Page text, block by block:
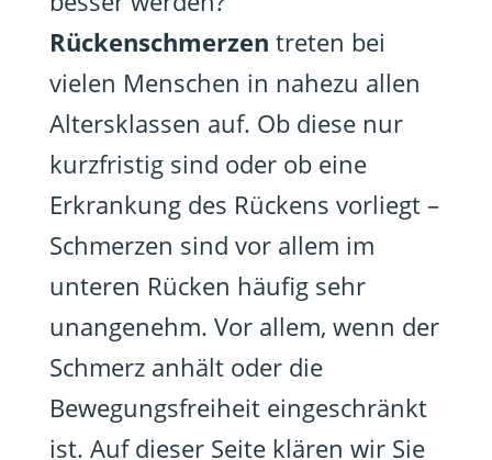
Rückenschmerzen treten bei
vielen Menschen in nahezu allen
Altersklassen auf. Ob diese nur
kurzfristig sind oder ob eine
Erkrankung des Rückens vorliegt –
Schmerzen sind vor allem im
unteren Rücken häufig sehr
unangenehm. Vor allem, wenn der
Schmerz anhält oder die
Bewegungsfreiheit eingeschränkt
ist. Auf dieser Seite klären wir Sie